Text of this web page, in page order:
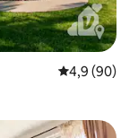
Priemerné
4,9 (90)